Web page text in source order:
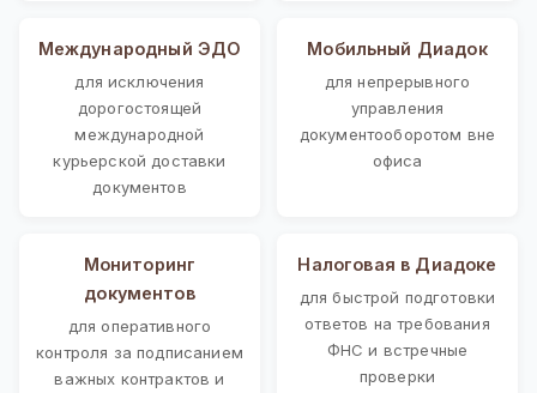
Международный ЭДО
для исключения
дорогостоящей
международной
курьерской доставки
документов
Мобильный Диадок
для непрерывного
управления
документооборотом вне
офиса
Мониторинг
документов
для оперативного
контроля за подписанием
важных контрактов и
Налоговая в Диадоке
для быстрой подготовки
ответов на требования
ФНС и встречные
проверки